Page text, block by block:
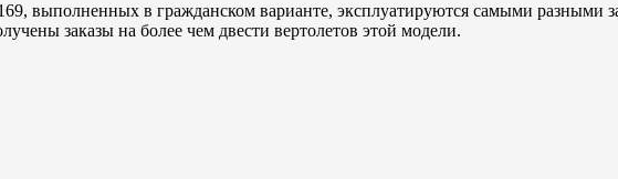
выполненных в гражданском варианте, эксплуатируются самыми разными
заказы на более чем двести вертолетов этой модели.